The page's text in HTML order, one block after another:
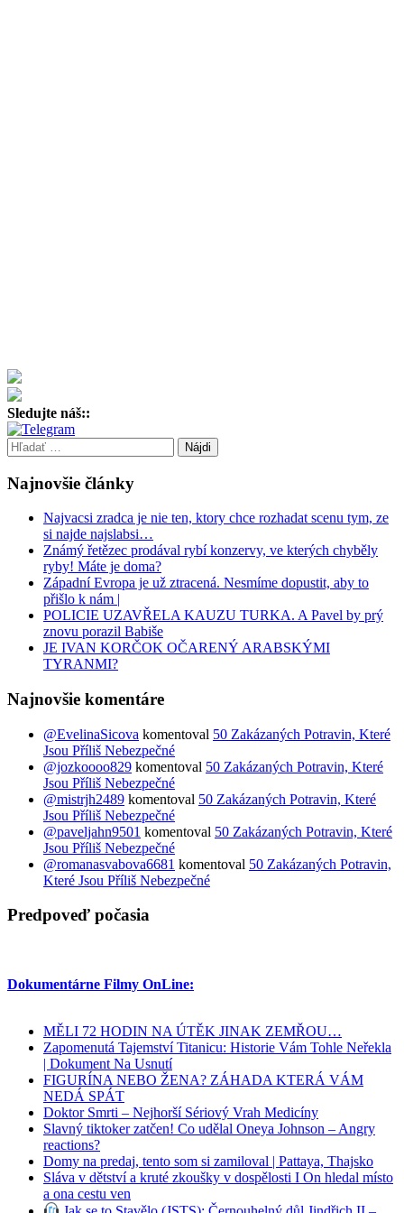
Sledujte náš::
Hľadať:
Najnovšie články
Najvacsi zradca je nie ten, ktory chce rozhadat scenu tym, ze
si najde najslabsi…
Známý řetězec prodával rybí konzervy, ve kterých chyběly
ryby! Máte je doma?
Západní Evropa je už ztracená. Nesmíme dopustit, aby to
přišlo k nám |
POLICIE UZAVŘELA KAUZU TURKA. A Pavel by prý
znovu porazil Babiše
JE IVAN KORČOK OČARENÝ ARABSKÝMI
TYRANMI?
Najnovšie komentáre
@EvelinaSicova komentoval 50 Zakázaných Potravin, Které
Jsou Příliš Nebezpečné
@jozkoooo829 komentoval 50 Zakázaných Potravin, Které
Jsou Příliš Nebezpečné
@mistrjh2489 komentoval 50 Zakázaných Potravin, Které
Jsou Příliš Nebezpečné
@paveljahn9501 komentoval 50 Zakázaných Potravin, Které
Jsou Příliš Nebezpečné
@romanasvabova6681 komentoval 50 Zakázaných Potravin,
Které Jsou Příliš Nebezpečné
Predpoveď počasia
Dokumentárne Filmy OnLine:
MĚLI 72 HODIN NA ÚTĚK JINAK ZEMŘOU…
Zapomenutá Tajemství Titanicu: Historie Vám Tohle Neřekla
| Dokument Na Usnutí
FIGURÍNA NEBO ŽENA? ZÁHADA KTERÁ VÁM
NEDÁ SPÁT
Doktor Smrti – Nejhorší Sériový Vrah Medicíny
Slavný tiktoker zatčen! Co udělal Oneya Johnson – Angry
reactions?
Domy na predaj, tento som si zamiloval | Pattaya, Thajsko
Sláva v dětství a kruté zkoušky v dospělosti I On hledal místo
a ona cestu ven